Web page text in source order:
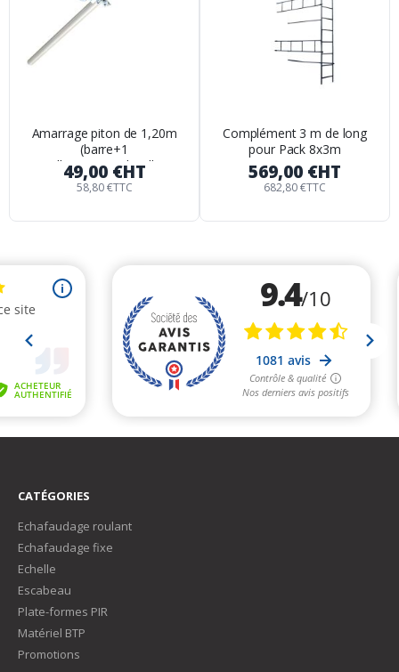
Amarrage piton de 1,20m
(barre+1
collier+piton+cheville)
49,00 €HT
58,80 €TTC
Complément 3 m de long
pour Pack 8x3m
569,00 €HT
682,80 €TTC
CATÉGORIES
Echafaudage roulant
Echafaudage fixe
Echelle
Escabeau
Plate-formes PIR
Matériel BTP
Promotions